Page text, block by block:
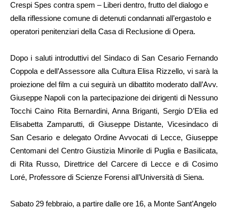
Crespi Spes contra spem – Liberi dentro, frutto del dialogo e
della riflessione comune di detenuti condannati all’ergastolo e
operatori penitenziari della Casa di Reclusione di Opera.
Dopo i saluti introduttivi del Sindaco di San Cesario Fernando
Coppola e dell’Assessore alla Cultura Elisa Rizzello, vi sarà la
proiezione del film a cui seguirà un dibattito moderato dall’Avv.
Giuseppe Napoli con la partecipazione dei dirigenti di Nessuno
Tocchi Caino Rita Bernardini, Anna Briganti, Sergio D’Elia ed
Elisabetta Zamparutti, di Giuseppe Distante, Vicesindaco di
San Cesario e delegato Ordine Avvocati di Lecce, Giuseppe
Centomani del Centro Giustizia Minorile di Puglia e Basilicata,
di Rita Russo, Direttrice del Carcere di Lecce e di Cosimo
Loré, Professore di Scienze Forensi all’Università di Siena.
Sabato 29 febbraio, a partire dalle ore 16, a Monte Sant’Angelo